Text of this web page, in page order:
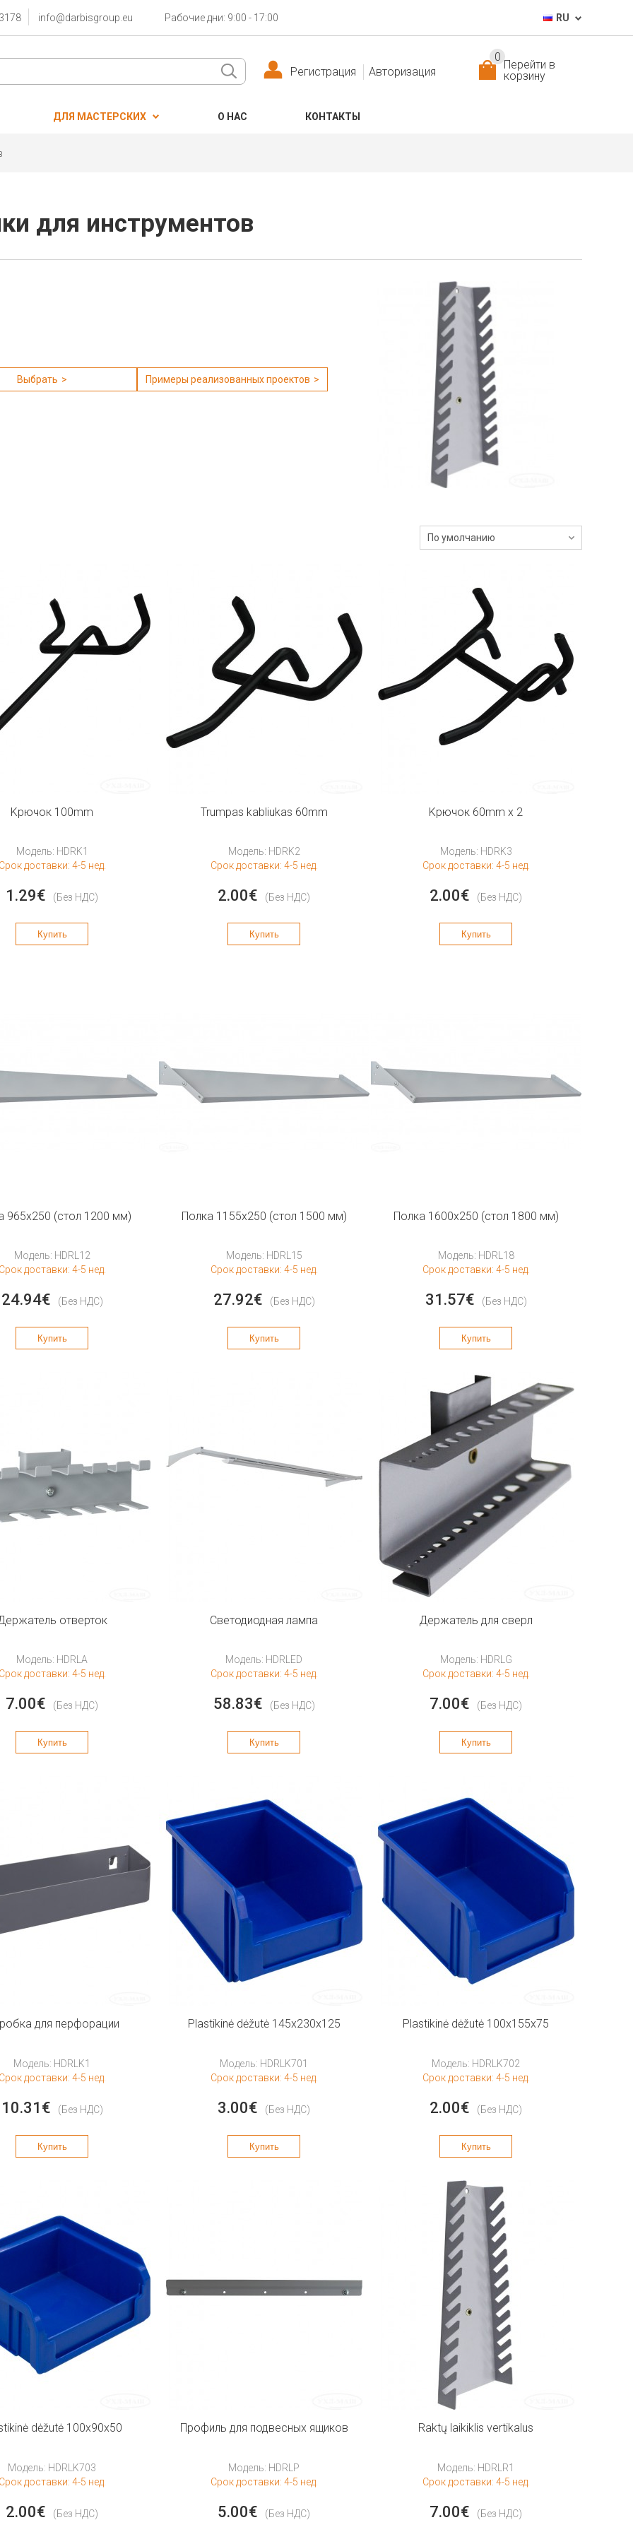
info@darbisgroup.eu Рабочие дни: 9:00 - 17:00 RU
Перейти в
корзину
0
Регистрация
Авторизация
ДЛЯ МАСТЕРСКИХ О НАС КОНТАКТЫ
для инструментов
Выбрать Примеры реализованных проектов
Kрючок 100mm
Модель: HDRK1
доставки: 4-5 нед.
1.29€ (Без НДС)
Купить
Trumpas kabliukas 60mm
Модель: HDRK2
Срок доставки: 4-5 нед.
2.00€ (Без НДС)
Купить
Kрючок 60mm x 2
Модель: HDRK3
Срок доставки: 4-5 нед.
2.00€ (Без НДС)
Купить
965х250 (стол 1200 мм)
Модель: HDRL12
доставки: 4-5 нед.
24.94€ (Без НДС)
Купить
Полка 1155x250 (стол 1500 мм)
Модель: HDRL15
Срок доставки: 4-5 нед.
27.92€ (Без НДС)
Купить
Полка 1600x250 (стол 1800 мм)
Модель: HDRL18
Срок доставки: 4-5 нед.
31.57€ (Без НДС)
Купить
отверток
Модель: HDRLA
доставки: 4-5 нед.
7.00€ (Без НДС)
Купить
Светодиодная лампа
Модель: HDRLED
Срок доставки: 4-5 нед.
58.83€ (Без НДС)
Купить
Держатель для сверл
Модель: HDRLG
Срок доставки: 4-5 нед.
7.00€ (Без НДС)
Купить
для перфорации
Модель: HDRLK1
доставки: 4-5 нед.
10.31€ (Без НДС)
Купить
Plastikinė dėžutė 145x230x125
Модель: HDRLK701
Срок доставки: 4-5 нед.
3.00€ (Без НДС)
Купить
Plastikinė dėžutė 100x155x75
Модель: HDRLK702
Срок доставки: 4-5 нед.
2.00€ (Без НДС)
Купить
dėžutė 100x90x50
Модель: HDRLK703
доставки: 4-5 нед.
2.00€ (Без НДС)
Профиль для подвесных ящиков
Модель: HDRLP
Срок доставки: 4-5 нед.
5.00€ (Без НДС)
Raktų laikiklis vertikalus
Модель: HDRLR1
Срок доставки: 4-5 нед.
7.00€ (Без НДС)